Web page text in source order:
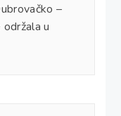
–
u